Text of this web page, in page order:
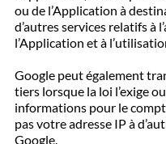
ou de l’Application à
d’autres services relatifs à
l’Application et à
Google peut également
tiers lorsque la loi l’exige
informations pour le
pas votre adresse IP à
Google.